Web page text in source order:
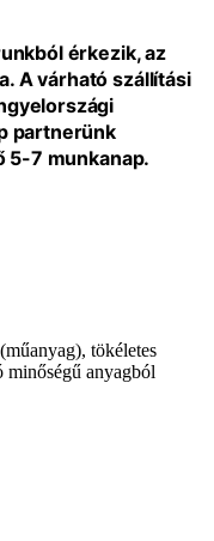
érkezik, az
A várható szállítási
partnerünk
5-7 munkanap.
tökéletes
minőségű anyagból